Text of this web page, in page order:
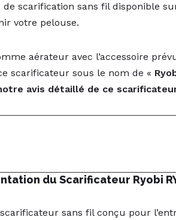
de scarification sans fil disponible
votre pelouse.
aérateur avec l’accessoire
scarificateur sous le nom de «
avis détaillé de ce
du Scarificateur Ryobi
sans fil conçu pour